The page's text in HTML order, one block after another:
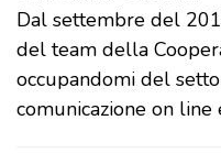
Dal settembre del
del team della
occupandomi del
comunicazione on